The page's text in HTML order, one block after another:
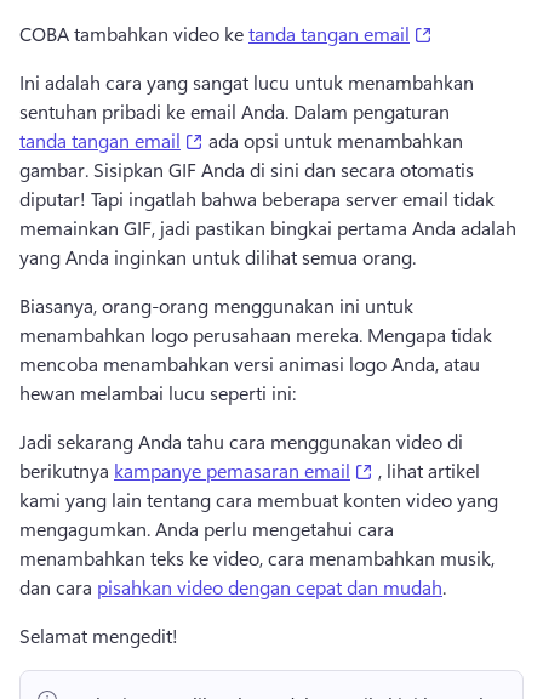
COBA tambahkan video ke tanda tangan email
Ini adalah cara yang sangat lucu untuk menambahkan
sentuhan pribadi ke email Anda. Dalam pengaturan
tanda tangan email
(opens in a new tab)
ada opsi untuk menambahkan
gambar. Sisipkan GIF Anda di sini dan secara otomatis
diputar! Tapi ingatlah bahwa beberapa server email tidak
memainkan GIF, jadi pastikan bingkai pertama Anda adalah
yang Anda inginkan untuk dilihat semua orang.
Biasanya, orang-orang menggunakan ini untuk
menambahkan logo perusahaan mereka. Mengapa tidak
mencoba menambahkan versi animasi logo Anda, atau
hewan melambai lucu seperti ini:
Jadi sekarang Anda tahu cara menggunakan video di
berikutnya kampanye pemasaran email (opens in a new tab)
, lihat artikel
kami yang lain tentang cara membuat konten video yang
mengagumkan. Anda perlu mengetahui cara
menambahkan teks ke video, cara menambahkan musik,
dan cara pisahkan video dengan cepat dan mudah.
Selamat mengedit!